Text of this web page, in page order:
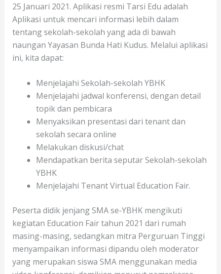
25 Januari 2021. Aplikasi resmi Tarsi Edu adalah
Aplikasi untuk mencari informasi lebih dalam
tentang sekolah-sekolah yang ada di bawah
naungan Yayasan Bunda Hati Kudus. Melalui aplikasi
ini, kita dapat:
Menjelajahi Sekolah-sekolah YBHK
Menjelajahi jadwal konferensi, dengan detail
topik dan pembicara
Menyaksikan presentasi dari tenant dan
sekolah secara online
Melakukan diskusi/chat
Mendapatkan berita seputar Sekolah-sekolah
YBHK
Menjelajahi Tenant Virtual Education Fair.
Peserta didik jenjang SMA se-YBHK mengikuti
kegiatan Education Fair tahun 2021 dari rumah
masing-masing, sedangkan mitra Perguruan Tinggi
menyampaikan informasi dipandu oleh moderator
yang merupakan siswa SMA menggunakan media